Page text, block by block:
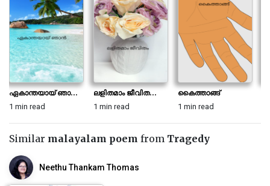
ഏകാന്തയായ് ഞാ...
1 min read
ലളിതമാം ജീവിത...
1 min read
കൈത്താങ്ങ്
1 min read
Similar malayalam poem from Tragedy
Neethu Thankam Thomas